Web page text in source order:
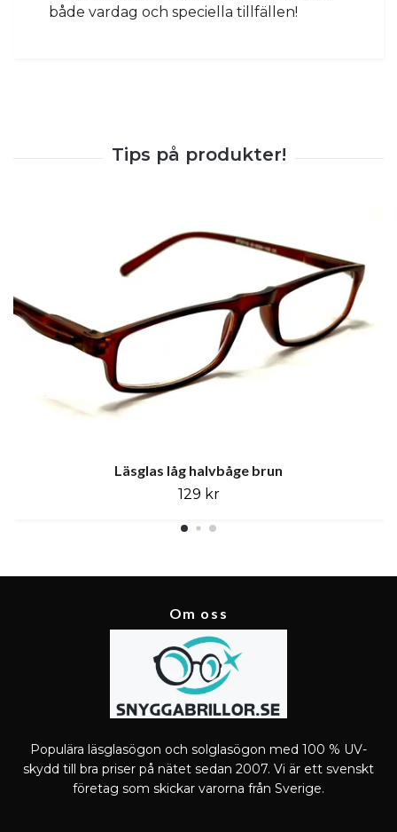
både vardag och speciella tillfällen!
Läsglas låg halvbåge brun
129 kr
Om oss
Populära läsglasögon och solglasögon med 100 % UV-
skydd till bra priser på nätet sedan 2007. Vi är ett svenskt
företag som skickar varorna från Sverige.